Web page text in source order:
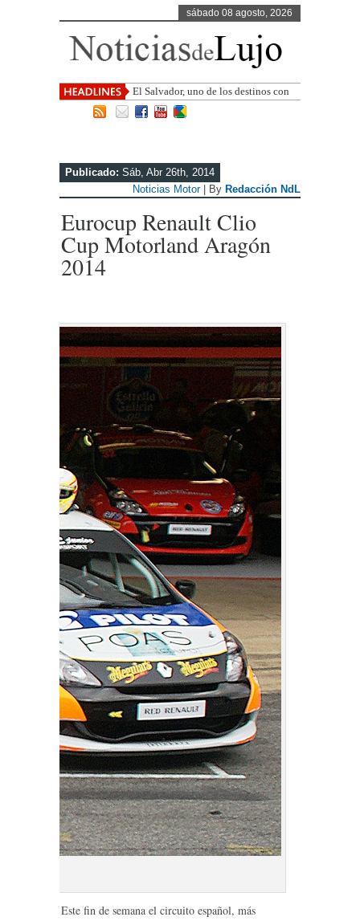
sábado 08 agosto, 2026
El Salvador, uno de los destinos con
mayor proyección de Centroamérica
Publicado: Sáb, Abr 26th, 2014
Noticias Motor| By Redacción NdL
Eurocup Renault Clio
Cup Motorland Aragón
2014
Este fin de semana el circuito español, más